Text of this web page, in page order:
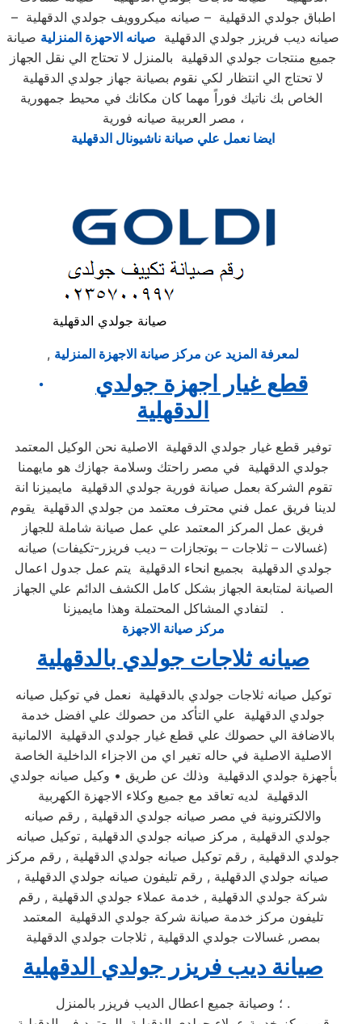
اطباق جولدي الدقهلية – صيانه ميكروويف جولدي الدقهلية –
صيانه ديب فريزر جولدي الدقهلية صيانه الاحهزة المنزلية صيانة
جميع منتجات جولدي الدقهلية بالمنزل لا تحتاج الي نقل الجهاز
لا تحتاج الي انتظار لكي نقوم بصيانة جهاز جولدي الدقهلية
الخاص بك ناتيك فوراً مهما كان مكانك في محيط جمهورية
مصر العربية صيانه فورية ،
ايضا نعمل علي صيانة ناشيونال الدقهلية
صيانة جولدي الدقهلية
, لمعرفة المزيد عن مركز صيانة الاجهزة المنزلية
· قطع غيار اجهزة جولدي
الدقهلية
توفير قطع غيار جولدي الدقهلية الاصلية نحن الوكيل المعتمد
جولدي الدقهلية في مصر راحتك وسلامة جهازك هو مايهمنا
تقوم الشركة بعمل صيانة فورية جولدي الدقهلية مايميزنا انة
لدينا فريق عمل فني محترف معتمد من جولدي الدقهلية يقوم
فريق عمل المركز المعتمد علي عمل صيانة شاملة للجهاز
(غسالات – ثلاجات – بوتجازات – ديب فريزر-تكيفات) صيانه
جولدي الدقهلية بجميع انحاء الدقهلية يتم عمل جدول اعمال
الصيانة لمتابعة الجهاز بشكل كامل الكشف الدائم علي الجهاز
لتفادي المشاكل المحتملة وهذا مايميزنا .
مركز صيانة الاجهزة
صيانه ثلاجات جولدي بالدقهلية
توكيل صيانه ثلاجات جولدي بالدقهلية نعمل في توكيل صيانه
جولدي الدقهلية علي التأكد من حصولك علي افضل خدمة
بالاضافة الي حصولك علي قطع غيار جولدي الدقهلية الالمانية
الاصلية الاصلية في حاله تغير اي من الاجزاء الداخلية الخاصة
بأجهزة جولدي الدقهلية وذلك عن طريق • وكيل صيانه جولدي
الدقهلية لديه تعاقد مع جميع وكلاء الاجهزة الكهربية
والالكترونية في مصر صيانه جولدي الدقهلية , رقم صيانه
جولدي الدقهلية , مركز صيانه جولدي الدقهلية , توكيل صيانه
جولدي الدقهلية , رقم توكيل صيانه جولدي الدقهلية , رقم مركز
صيانه جولدي الدقهلية , رقم تليفون صيانه جولدي الدقهلية ,
شركة جولدي الدقهلية , خدمة عملاء جولدي الدقهلية , رقم
تليفون مركز خدمة صيانة شركة جولدي الدقهلية المعتمد
بمصر, غسالات جولدي الدقهلية , ثلاجات جولدي الدقهلية
صيانة ديب فريزر جولدي الدقهلية
؛ وصيانة جميع اعطال الديب فريزر بالمنزل .